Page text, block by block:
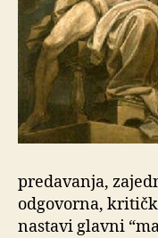
predavanja,
odgovorna,
nastavi glavni